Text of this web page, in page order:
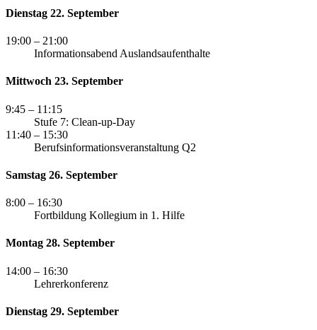
Dienstag 22. September
19:00 – 21:00
Informationsabend Auslandsaufenthalte
Mittwoch 23. September
9:45 – 11:15
Stufe 7: Clean-up-Day
11:40 – 15:30
Berufsinformationsveranstaltung Q2
Samstag 26. September
8:00 – 16:30
Fortbildung Kollegium in 1. Hilfe
Montag 28. September
14:00 – 16:30
Lehrerkonferenz
Dienstag 29. September